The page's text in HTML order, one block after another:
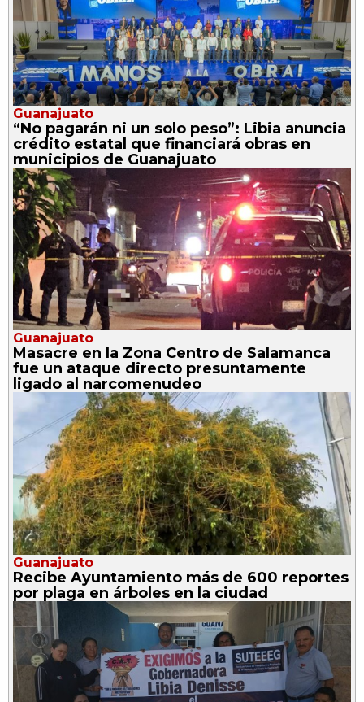
Guanajuato
“No pagarán ni un solo peso”: Libia anuncia
crédito estatal que financiará obras en
municipios de Guanajuato
Guanajuato
Masacre en la Zona Centro de Salamanca
fue un ataque directo presuntamente
ligado al narcomenudeo
Guanajuato
Recibe Ayuntamiento más de 600 reportes
por plaga en árboles en la ciudad